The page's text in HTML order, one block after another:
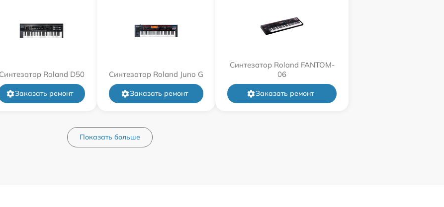
Синтезатор Roland D50
Заказать ремонт
Синтезатор Roland Juno G
Заказать ремонт
Синтезатор Roland FANTOM-
06
Заказать ремонт
Показать больше